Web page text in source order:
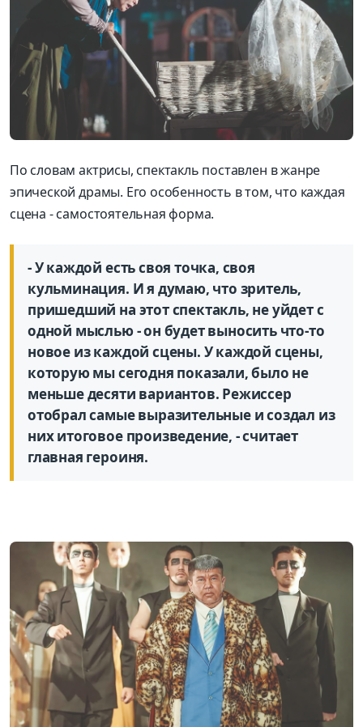
По словам актрисы, спектакль поставлен в жанре
эпической драмы. Его особенность в том, что каждая
сцена - самостоятельная форма.
- У каждой есть своя точка, своя
кульминация. И я думаю, что зритель,
пришедший на этот спектакль, не уйдет с
одной мыслью - он будет выносить что-то
новое из каждой сцены. У каждой сцены,
которую мы сегодня показали, было не
меньше десяти вариантов. Режиссер
отобрал самые выразительные и создал из
них итоговое произведение, - считает
главная героиня.